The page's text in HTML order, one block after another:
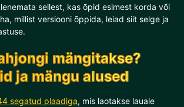
sellest, kas õpid esimest korda või
millist versiooni õppida, leiad siit selge ja
mängitakse?
ja mängu alused
segatud plaadiga, mis laotakse lauale